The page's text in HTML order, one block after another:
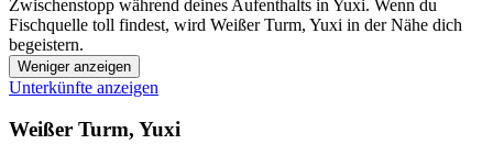
Zwischenstopp während deines Aufenthalts in Yuxi. Wenn du
Fischquelle toll findest, wird Weißer Turm, Yuxi in der Nähe dich
begeistern.
Weniger anzeigen
Unterkünfte anzeigen
Weißer Turm, Yuxi